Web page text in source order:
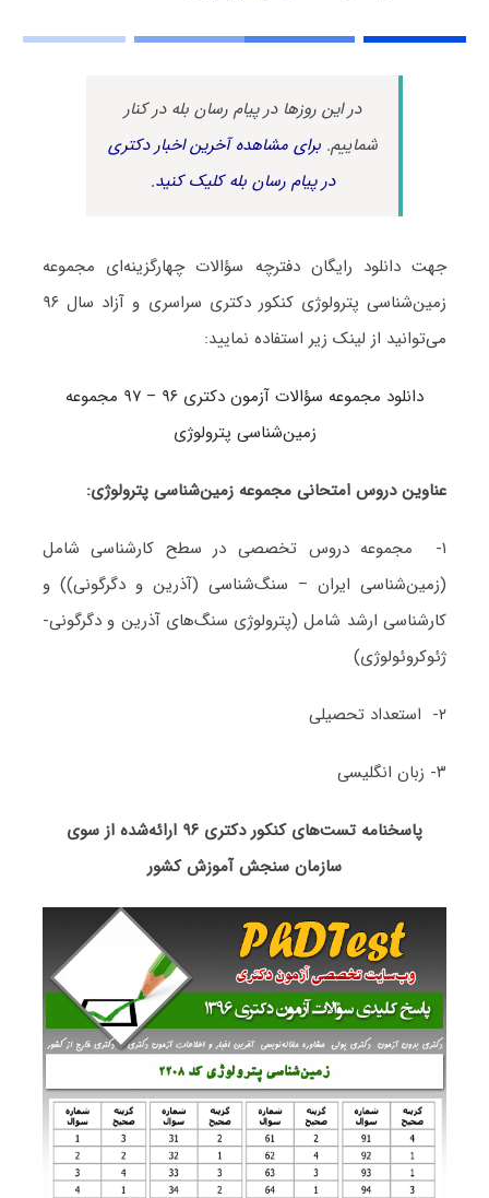
در این روزها در پیام رسان بله در کنار
شماییم.برای مشاهده آخرین اخبار دکتری
در پیام رسان بله کلیک کنید.
جهت دانلود رایگان دفترچه سؤالات چهارگزینه‌ای مجموعه
زمین‌شناسی پترولوژی کنکور دکتری سراسری و آزاد سال ۹۶
می‌توانید از لینک زیر استفاده نمایید:
دانلود مجموعه سؤالات آزمون دکتری ۹۶ – ۹۷ مجموعه
زمین‌شناسی پترولوژی
عناوین دروس امتحانی مجموعه زمین‌شناسی پترولوژی:
۱- مجموعه دروس تخصصی در سطح کارشناسی شامل
(زمین‌شناسی ایران – سنگ‌شناسی (آذرین و دگرگونی)) و
کارشناسی ارشد شامل (پترولوژی سنگ‌های آذرین و دگرگونی-
ژئوکروئولوژی)
۲- استعداد تحصیلی
۳- زبان انگلیسی
پاسخنامه تست‌های کنکور دکتری ۹۶ ارائه‌شده از سوی
سازمان سنجش آموزش کشور